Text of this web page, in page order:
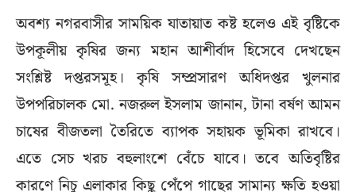
অবশ্য নগরবাসীর সাময়িক যাতায়াত কষ্ট হলেও এই বৃষ্টিকে
উপকূলীয় কৃষির জন্য মহান আশীর্বাদ হিসেবে দেখছেন
সংশ্লিষ্ট দপ্তরসমূহ। কৃষি সম্প্রসারণ অধিদপ্তর খুলনার
উপপরিচালক মো. নজরুল ইসলাম জানান, টানা বর্ষণ আমন
চাষের বীজতলা তৈরিতে ব্যাপক সহায়ক ভূমিকা রাখবে।
এতে সেচ খরচ বহুলাংশে বেঁচে যাবে। তবে অতিবৃষ্টির
কারণে নিচু এলাকার কিছু পেঁপে গাছের সামান্য ক্ষতি হওয়া